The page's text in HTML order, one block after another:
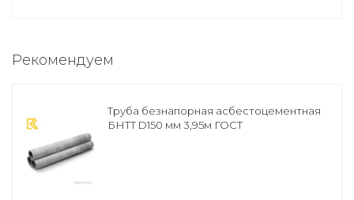
Рекомендуем
Труба безнапорная асбестоцементная
БНТТ D150 мм 3,95м ГОСТ